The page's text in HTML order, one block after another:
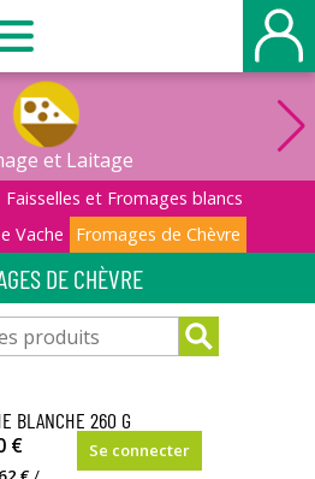
et Laitage
Faisselles et Fromages blancs
Vache
Fromages de Chèvre
DE CHÈVRE
BLANCHE 260 G
€ Se connecter